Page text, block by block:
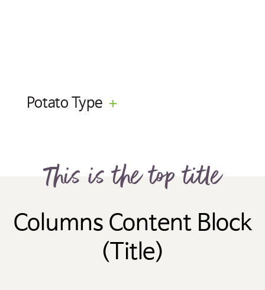
Potato Type
This is the top title
Columns Content Block
(Title)